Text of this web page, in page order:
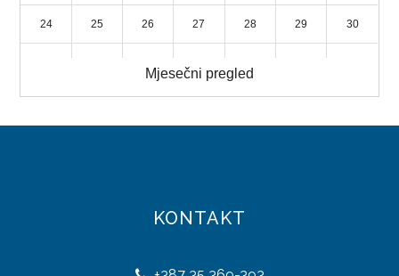
24 25 26 27 28 29 30
Mjesečni pregled
KONTAKT
SAOBRAĆAJ